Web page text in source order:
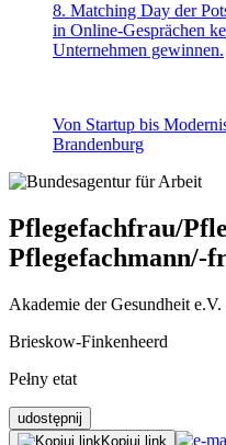
8. Matching Day der
in Online-Gesprächen
Unternehmen gewinnen.
Von Startup bis
Brandenburg
Pflegefachfrau/
Pflegefachmann/-
Akademie der Gesundheit e.V.
Brieskow-Finkenheerd
Pełny etat
udostępnij
Kopiuj link